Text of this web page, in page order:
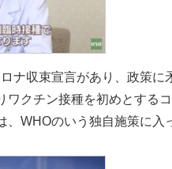
ナ収束宣言があり、政策に
ワクチン接種を初めとする
、WHOのいう独自施策に入